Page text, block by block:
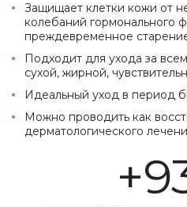
Защищает клетки кожи от
колебаний гормонального
преждевременное
Подходит для ухода за
сухой, жирной,
Идеальный уход в период
Можно проводить как
дерматологического